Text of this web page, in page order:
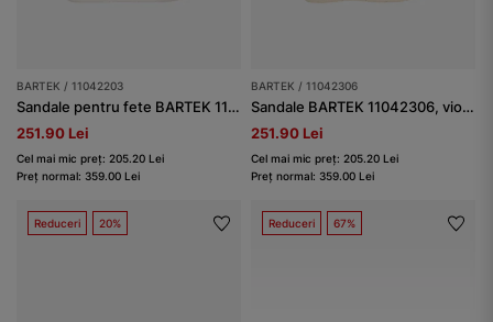
BARTEK / 11042203
Sandale pentru fete BARTEK 11042203, violet-roz
251.90 Lei
Cel mai mic preț: 205.20 Lei
Preț normal: 359.00 Lei
BARTEK / 11042306
Sandale BARTEK 11042306, violet
251.90 Lei
Cel mai mic preț: 205.20 Lei
Preț normal: 359.00 Lei
Reduceri 20% Reduceri 67%